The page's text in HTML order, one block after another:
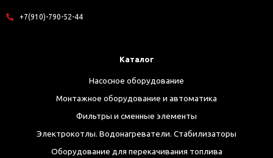
+7(910)-790-52-44
Каталог
Насосное оборудование
Монтажное оборудование и автоматика
Фильтры и сменные элементы
Электрокотлы. Водонагреватели. Стабилизаторы
Оборудование для перекачивания топлива